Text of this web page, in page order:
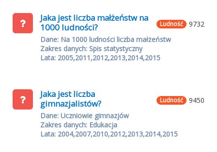
9732
Ludność
Jaka jest liczba małżeństw na
1000 ludności?
Dane: Na 1000 ludności liczba małżeństw
Zakres danych: Spis statystyczny
Lata: 2005,2011,2012,2013,2014,2015
9450
Ludność
Jaka jest liczba
gimnazjalistów?
Dane: Uczniowie gimnazjów
Zakres danych: Edukacja
Lata: 2004,2007,2010,2012,2013,2014,2015